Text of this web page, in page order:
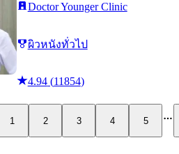
Doctor Younger Clinic
ผิวหนังทั่วไป
4.94(11854)
1 2 3 4 5